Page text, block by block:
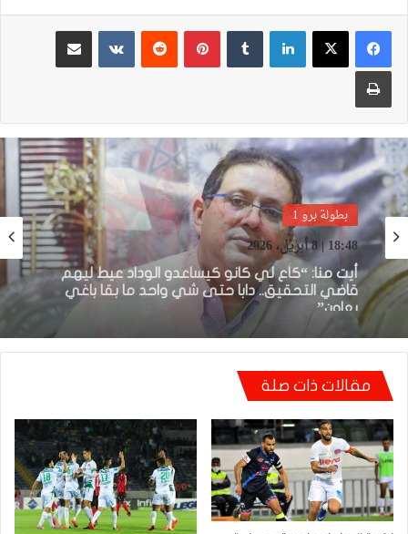
لينكدإن بينتيريست
مشاركة عبر البريد
طباعة
بطولة برو 1
18:48 | 8 أبريل، 2026
أيت منا: “كاع لي كانو كيساعدو الوداد عيط ليهم
يعاون”
بطولة برو 1
22:23 | 6 أبريل، 2026
توالي النتائج السلبية يلاحق الوداد الرياضي بعد
تعادل جديد أمام الدفاع الحسني الجديدي
مقالات ذات صلة